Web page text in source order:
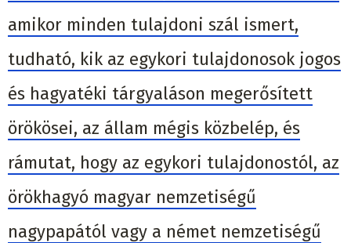
amikor minden tulajdoni szál ismert,
tudható, kik az egykori tulajdonosok jogos
és hagyatéki tárgyaláson megerősített
örökösei, az állam mégis közbelép, és
rámutat, hogy az egykori tulajdonostól, az
örökhagyó magyar nemzetiségű
nagypapától vagy a német nemzetiségű